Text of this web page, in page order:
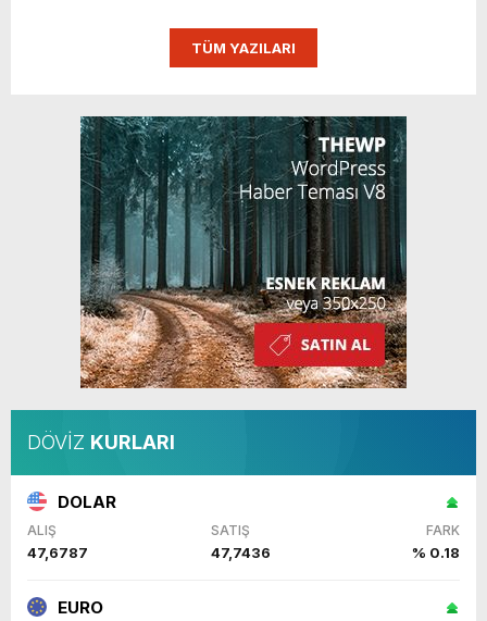
TÜM YAZILARI
DÖVİZ KURLARI
DOLAR
ALIŞ SATIŞ FARK
47,6787 47,7436 % 0.18
EURO